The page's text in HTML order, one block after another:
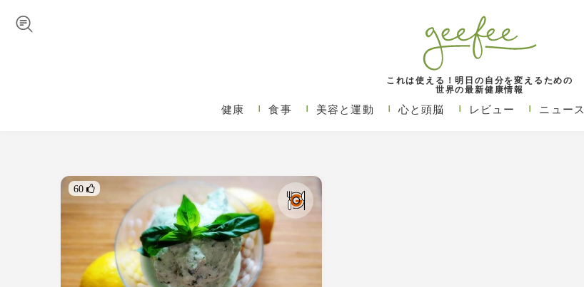
これは使える！明日の自分を変えるための
世界の最新健康情報
健康 食事 美容と運動 心と頭脳 レビュー ニュース
60 